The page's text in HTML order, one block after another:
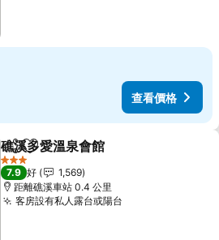
查看價格
分享 放到收藏夾
礁溪多愛溫泉會館
3 星級
7.9 好
1,569
距離礁溪車站 0.4 公里
客房設有私人露台或陽台